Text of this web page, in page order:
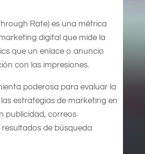
Rate) es una métrica
digital que mide la
que un enlace o anuncio
con las impresiones.
poderosa para evaluar la
estrategias de marketing en
publicidad, correos
de búsqueda